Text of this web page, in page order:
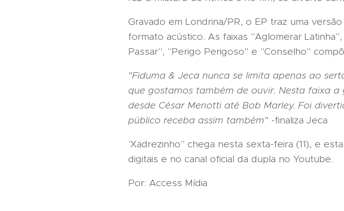
Gravado em Londrina/PR, o EP traz uma
formato acústico. As faixas "Aglomerar
Passar", "Perigo Perigoso" e "Conselho"
"Fiduma & Jeca nunca se limita apenas ao
que gostamos também de ouvir. Nesta faixa
desde César Menotti até Bob Marley. Foi
público receba assim também" -finaliza Jeca
'Xadrezinho" chega nesta sexta-feira (11), e
digitais e no canal oficial da dupla no Youtube.
Por: Access Mídia